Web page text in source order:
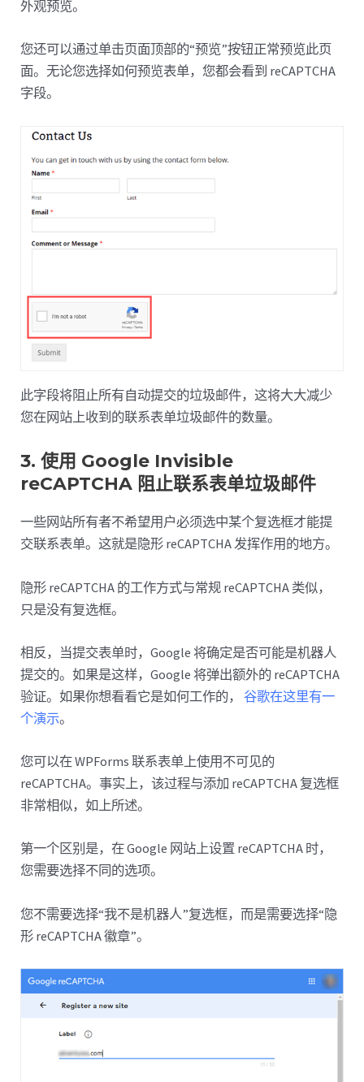
外观预览。
您还可以通过单击页面顶部的“预览”按钮正常预览此页
面。无论您选择如何预览表单，您都会看到 reCAPTCHA
字段。
此字段将阻止所有自动提交的垃圾邮件，这将大大减少
您在网站上收到的联系表单垃圾邮件的数量。
3. 使用 Google Invisible
reCAPTCHA 阻止联系表单垃圾邮件
一些网站所有者不希望用户必须选中某个复选框才能提
交联系表单。这就是隐形 reCAPTCHA 发挥作用的地方。
隐形 reCAPTCHA 的工作方式与常规 reCAPTCHA 类似，
只是没有复选框。
相反，当提交表单时，Google 将确定是否可能是机器人
提交的。如果是这样，Google 将弹出额外的 reCAPTCHA
验证。如果你想看看它是如何工作的，谷歌在这里有一
个演示。
您可以在 WPForms 联系表单上使用不可见的
reCAPTCHA。事实上，该过程与添加 reCAPTCHA 复选框
非常相似，如上所述。
第一个区别是，在 Google 网站上设置 reCAPTCHA 时，
您需要选择不同的选项。
您不需要选择“我不是机器人”复选框，而是需要选择“隐
形 reCAPTCHA 徽章”。